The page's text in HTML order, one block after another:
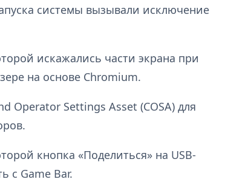
системы вызывали исключение
искажались части экрана при
на основе Chromium.
Operator Settings Asset (COSA) для
кнопка «Поделиться» на USB-
с Game Bar.